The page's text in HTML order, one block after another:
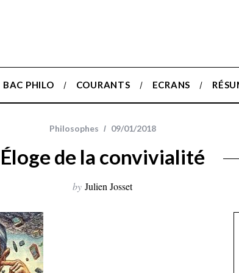
BAC PHILO COURANTS ECRANS
Philosophes 09/01/2018
Éloge de la convivialité
by Julien Josset